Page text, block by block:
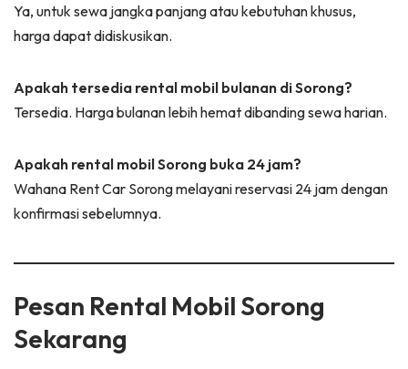
Ya, untuk sewa jangka panjang atau kebutuhan khusus,
harga dapat didiskusikan.
Apakah tersedia rental mobil bulanan di Sorong?
Tersedia. Harga bulanan lebih hemat dibanding sewa harian.
Apakah rental mobil Sorong buka 24 jam?
Wahana Rent Car Sorong melayani reservasi 24 jam dengan
konfirmasi sebelumnya.
Pesan Rental Mobil Sorong
Sekarang